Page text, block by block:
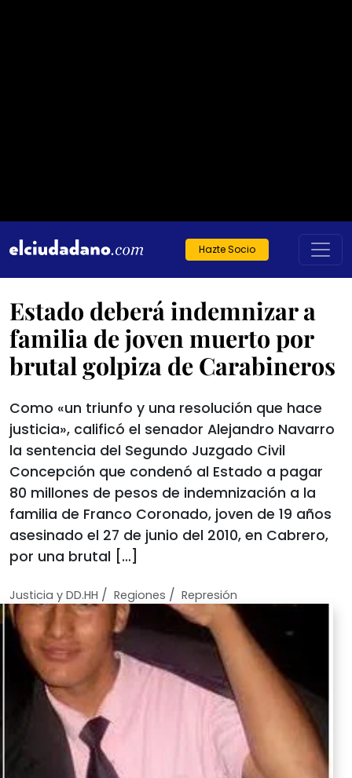
Hazte Socio
Estado deberá indemnizar a
familia de joven muerto por
brutal golpiza de Carabineros
Como «un triunfo y una resolución que hace
justicia», calificó el senador Alejandro Navarro
la sentencia del Segundo Juzgado Civil
Concepción que condenó al Estado a pagar
80 millones de pesos de indemnización a la
familia de Franco Coronado, joven de 19 años
asesinado el 27 de junio del 2010, en Cabrero,
por una brutal […]
Justicia y DD.HH / Regiones / Represión